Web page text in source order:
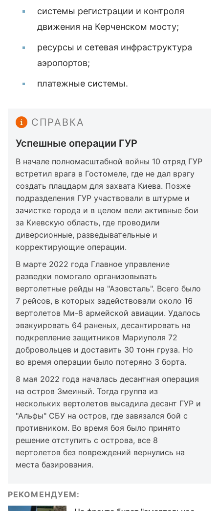
системы регистрации и контроля
движения на Керченском мосту;
ресурсы и сетевая инфраструктура
аэропортов;
платежные системы.
СПРАВКА
Успешные операции ГУР
В начале полномасштабной войны 10 отряд ГУР
встретил врага в Гостомеле, где не дал врагу
создать плацдарм для захвата Киева. Позже
подразделения ГУР участвовали в штурме и
зачистке города и в целом вели активные бои
за Киевскую область, где проводили
диверсионные, разведывательные и
корректирующие операции.
В марте 2022 года Главное управление
разведки помогало организовывать
вертолетные рейды на "Азовсталь". Всего было
7 рейсов, в которых задействовали около 16
вертолетов Ми-8 армейской авиации. Удалось
эвакуировать 64 раненых, десантировать на
подкрепление защитников Мариуполя 72
добровольцев и доставить 30 тонн груза. Но
во время операции было потеряно 3 борта.
8 мая 2022 года началась десантная операция
на остров Змеиный. Тогда группа из
нескольких вертолетов высадила десант ГУР и
"Альфы" СБУ на остров, где завязался бой с
противником. Во время боя было принято
решение отступить с острова, все 8
вертолетов без повреждений вернулись на
места базирования.
РЕКОМЕНДУЕМ: